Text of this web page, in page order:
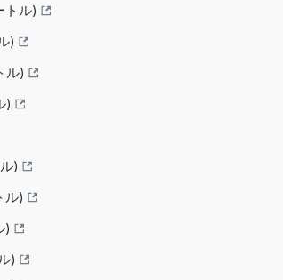
トル)
)
ル)
)
)
ル)
)
)